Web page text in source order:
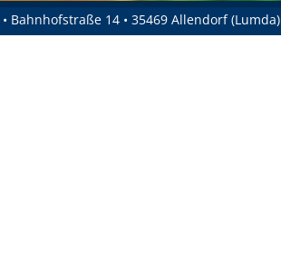
• Bahnhofstraße 14 • 35469 Allendorf (Lumda)